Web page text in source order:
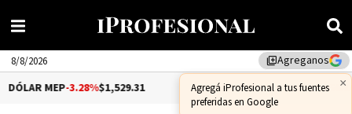
library_addAgreganos
×
Agregá iProfesional a tus fuentes
preferidas en Google
8/8/2026
DÓLAR MEP-3.28%$1,529.31 DÓLAR CCL-1.25%$1,556.14